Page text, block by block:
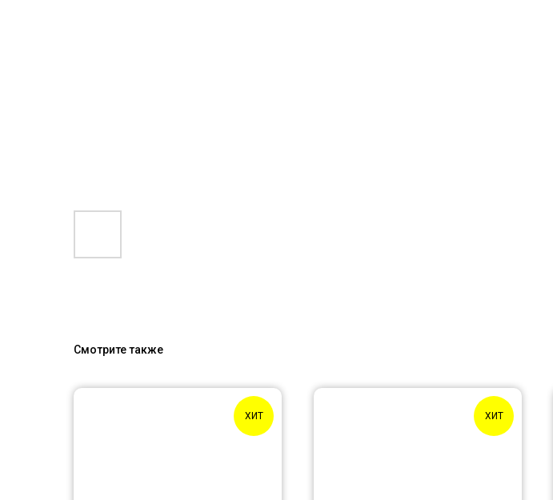
Смотрите также
ХИТ ХИТ